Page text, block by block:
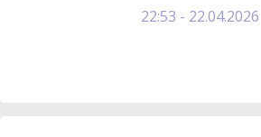
22.04.2026 - 22:53